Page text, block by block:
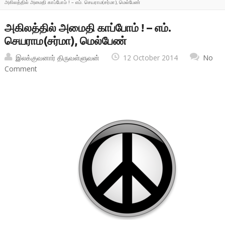
அகிலத்தில் அமைதி காப்போம் ! – எம். செயராம(சர்மா), மெல்பேண்
அகிலத்தில் அமைதி காப்போம் ! – எம்.
செயராம(சர்மா), மெல்பேண்
இலக்குவனார் திருவள்ளுவன் 12 October 2014
No
Comment